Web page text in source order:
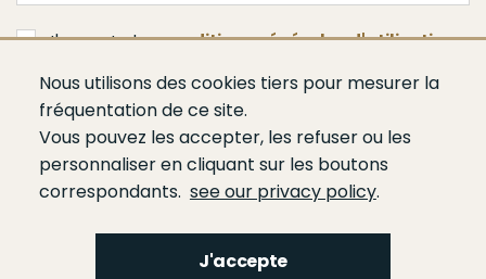
Nous utilisons des cookies tiers pour mesurer la
fréquentation de ce site.
Vous pouvez les accepter, les refuser ou les
personnaliser en cliquant sur les boutons
correspondants. see our privacy policy.
J'accepte
J'accepte lesconditions générales d'utilisation
Valider